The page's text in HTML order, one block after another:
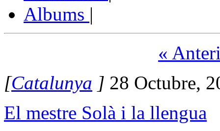
Albums |
«
[Catalunya ] 28 Octubre,
El mestre Solà i la llengua